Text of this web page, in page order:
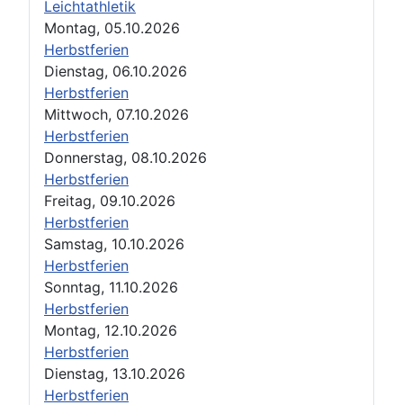
Leichtathletik
Montag, 05.10.2026
Herbstferien
Dienstag, 06.10.2026
Herbstferien
Mittwoch, 07.10.2026
Herbstferien
Donnerstag, 08.10.2026
Herbstferien
Freitag, 09.10.2026
Herbstferien
Samstag, 10.10.2026
Herbstferien
Sonntag, 11.10.2026
Herbstferien
Montag, 12.10.2026
Herbstferien
Dienstag, 13.10.2026
Herbstferien